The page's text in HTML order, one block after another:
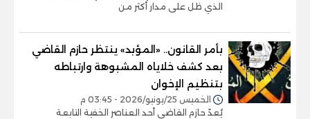
الذي ظل على مدار أكثر من
بأمر القانون.. «المؤبد» ينتظر حازم القاضي
بعد كشف خلاياه المشبوهة وارتباطه
بتنظيم الإخوان
الخميس 25/يونيو/2026 - 03:45 م
يُعدّ حازم القاضي أحد العناصر الخفية التابعة